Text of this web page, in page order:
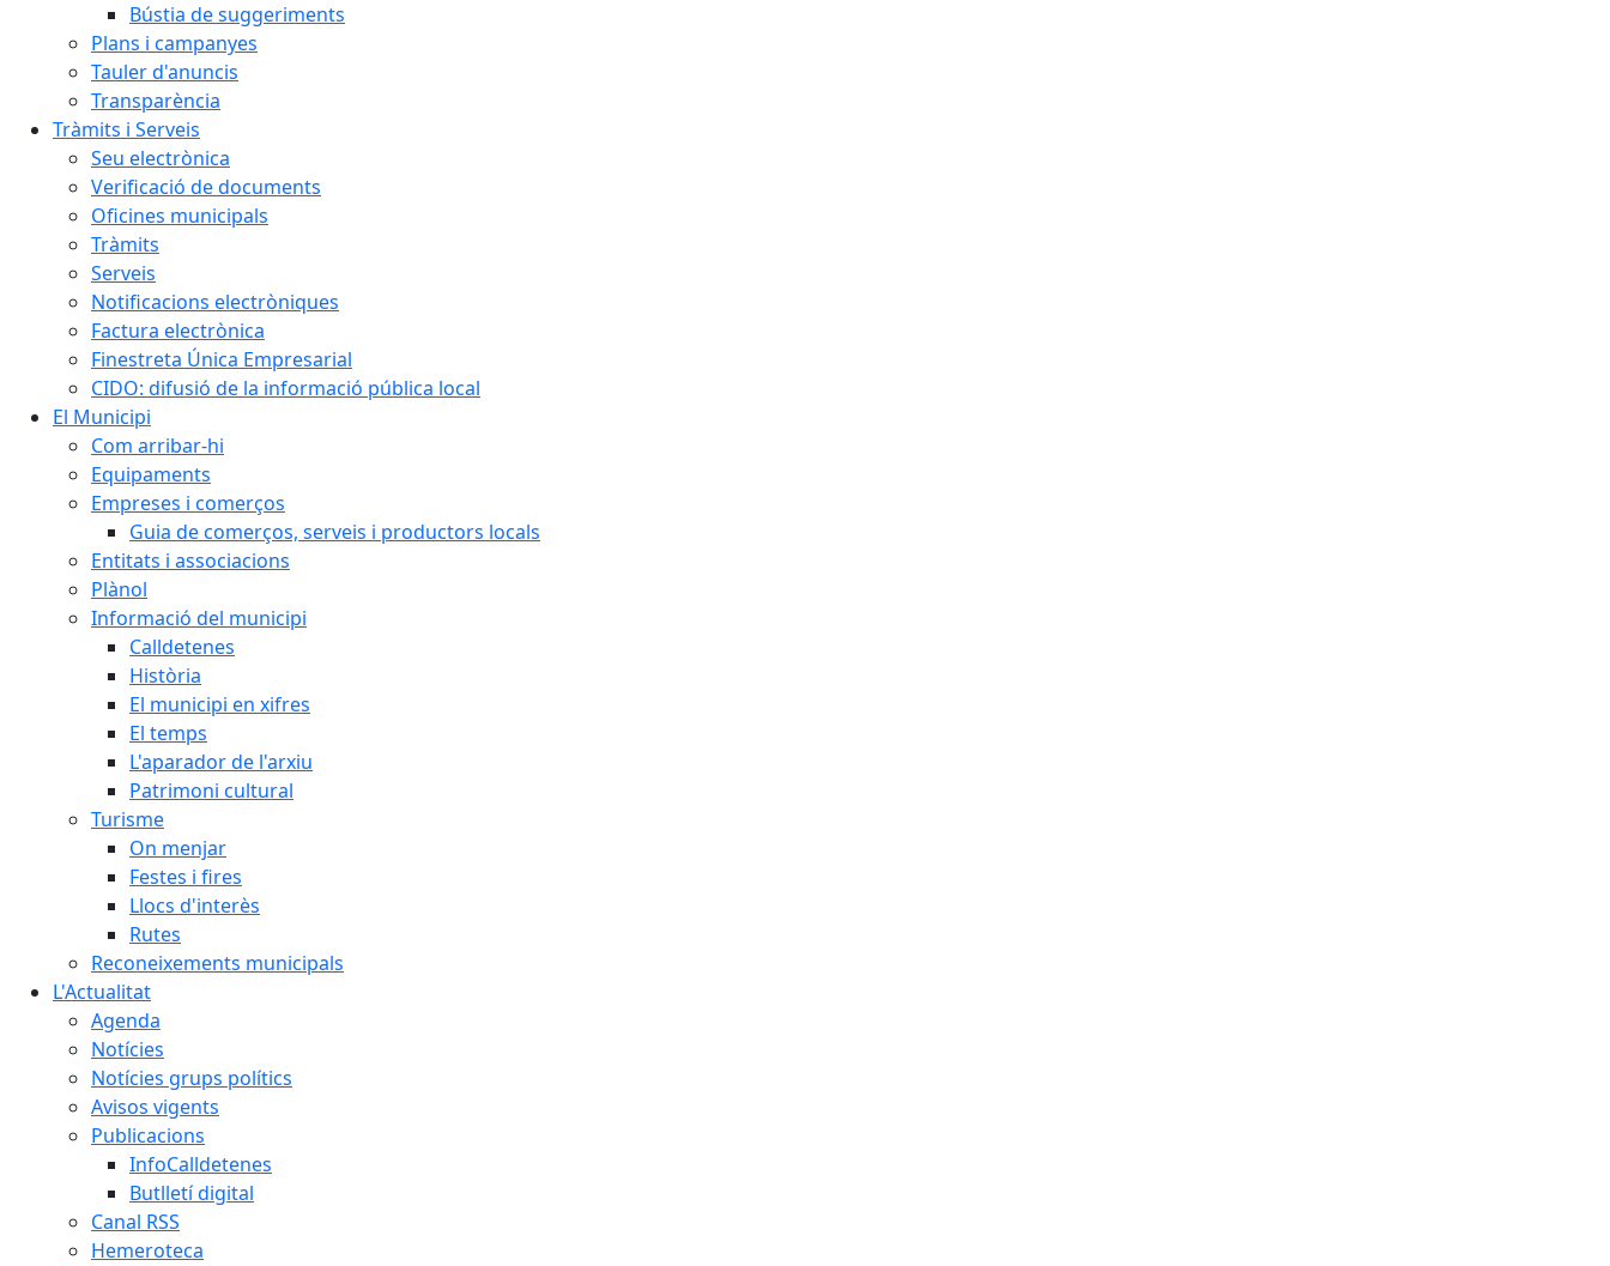
Bústia de suggeriments
Plans i campanyes
Tauler d'anuncis
Transparència
Tràmits i Serveis
Seu electrònica
Verificació de documents
Oficines municipals
Tràmits
Serveis
Notificacions electròniques
Factura electrònica
Finestreta Única Empresarial
CIDO: difusió de la informació pública local
El Municipi
Com arribar-hi
Equipaments
Empreses i comerços
Guia de comerços, serveis i productors locals
Entitats i associacions
Plànol
Informació del municipi
Calldetenes
Història
El municipi en xifres
El temps
L'aparador de l'arxiu
Patrimoni cultural
Turisme
On menjar
Festes i fires
Llocs d'interès
Rutes
Reconeixements municipals
L'Actualitat
Agenda
Notícies
Notícies grups polítics
Avisos vigents
Publicacions
InfoCalldetenes
Butlletí digital
Canal RSS
Hemeroteca